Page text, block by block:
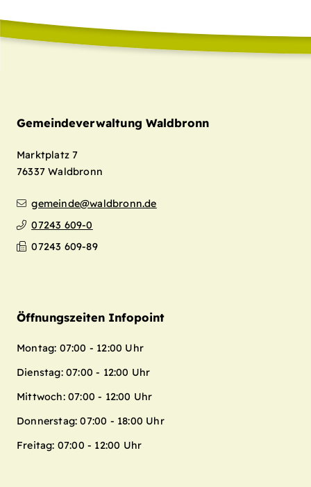
Gemeindeverwaltung Waldbronn
Marktplatz 7
76337 Waldbronn
gemeinde@waldbronn.de
07243 609-0
07243 609-89
Öffnungszeiten Infopoint
Montag: 07:00 - 12:00 Uhr
Dienstag: 07:00 - 12:00 Uhr
Mittwoch: 07:00 - 12:00 Uhr
Donnerstag: 07:00 - 18:00 Uhr
Freitag: 07:00 - 12:00 Uhr